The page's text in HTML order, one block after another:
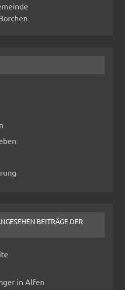
BEITRÄGE DER
in Alfen